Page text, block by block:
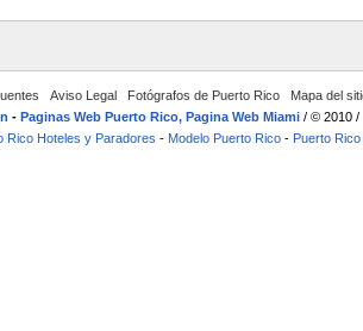
Aviso Legal Fotógrafos de Puerto Rico
Mapa del
- Paginas Web Puerto Rico, Pagina Web Miami / © 2010 /
Rico Hoteles y Paradores - Modelo Puerto Rico - Puerto